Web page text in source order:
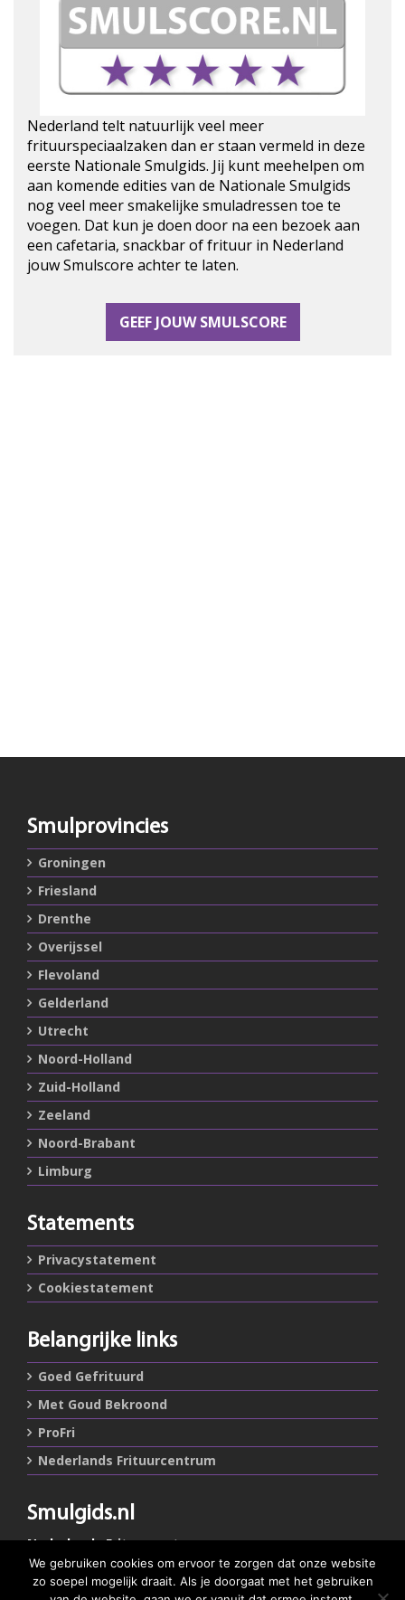
Nederland telt natuurlijk veel meer
frituurspeciaalzaken dan er staan vermeld in deze
eerste Nationale Smulgids. Jij kunt meehelpen om
aan komende edities van de Nationale Smulgids
nog veel meer smakelijke smuladressen toe te
voegen. Dat kun je doen door na een bezoek aan
een cafetaria, snackbar of frituur in Nederland
jouw Smulscore achter te laten.
GEEF JOUW SMULSCORE
Smulprovincies
Groningen
Friesland
Drenthe
Overijssel
Flevoland
Gelderland
Utrecht
Noord-Holland
Zuid-Holland
Zeeland
Noord-Brabant
Limburg
Statements
Privacystatement
Cookiestatement
Belangrijke links
Goed Gefrituurd
Met Goud Bekroond
ProFri
Nederlands Frituurcentrum
Smulgids.nl
Nederlands Frituurcentrum
Blaarthemseweg 72
5502 JW Veldhoven
We gebruiken cookies om ervoor te zorgen dat onze website
zo soepel mogelijk draait. Als je doorgaat met het gebruiken